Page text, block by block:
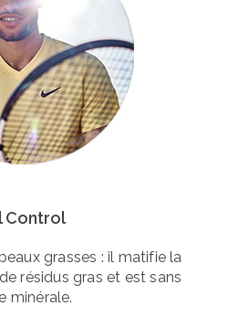
Control
grasses : il matifie la
résidus gras et est sans
minérale.